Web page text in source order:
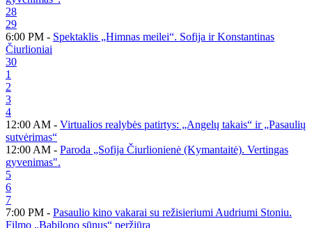
28
29
6:00 PM - Spektaklis „Himnas meilei“. Sofija ir Konstantinas
Čiurlioniai
30
1
2
3
4
12:00 AM - Virtualios realybės patirtys: „Angelų takais“ ir „Pasaulių
sutvėrimas“
12:00 AM - Paroda „Sofija Čiurlionienė (Kymantaitė). Vertingas
gyvenimas".
5
6
7
7:00 PM - Pasaulio kino vakarai su režisieriumi Audriumi Stoniu.
Filmo „Babilono sūnus“ peržiūra